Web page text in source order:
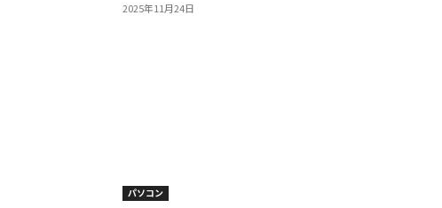
2025年11月24日
パソコン